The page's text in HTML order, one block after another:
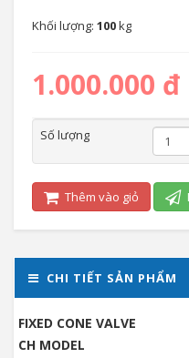
Khối lượng: 100kg
1.000.000 đ
Số lượng
Thêm vào giỏ
CHI TIẾT SẢN PHẨM
FIXED CONE VALVE
CH MODEL